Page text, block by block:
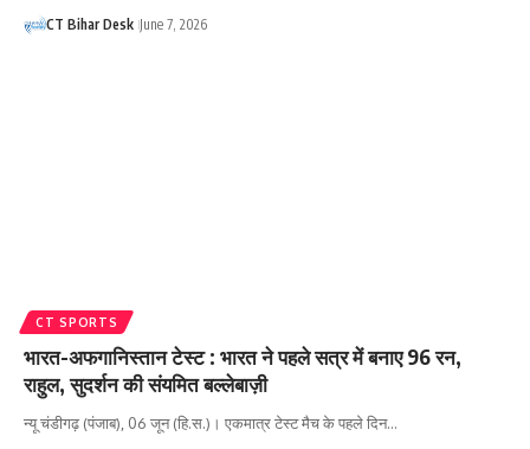
CT Bihar Desk June 7, 2026
CT SPORTS
भारत-अफगानिस्तान टेस्ट : भारत ने पहले सत्र में बनाए 96 रन,
राहुल, सुदर्शन की संयमित बल्लेबाज़ी
न्यू चंडीगढ़ (पंजाब), 06 जून (हि.स.)। एकमात्र टेस्ट मैच के पहले दिन…